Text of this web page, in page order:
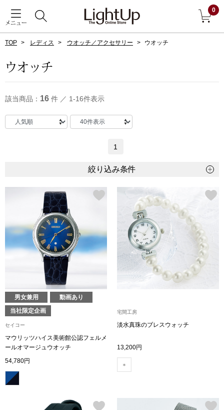
メニュー
0
すべて見る
ダーウェア
アクセサリー
ン雑貨
アウター
トップス
Tシャツ／カッ
ポロシャツ
TOP レディス ウオッチ／アクセサリー ウオッチ
ウオッチ
該当商品： 16 件 ／ 1-16件表示
1
絞り込み条件
男女兼用
動画あり
当社限定企画
セイコー
マウリッツハイス美術館公認フェルメ
ールオマージュウオッチ
54,780円
宅間工房
淡水真珠のブレスウォッチ
13,200円